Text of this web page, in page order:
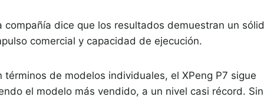
compañía dice que los resultados demuestran un
comercial y capacidad de ejecución.
términos de modelos individuales, el XPeng P7 sigue
el modelo más vendido, a un nivel casi récord. Sin